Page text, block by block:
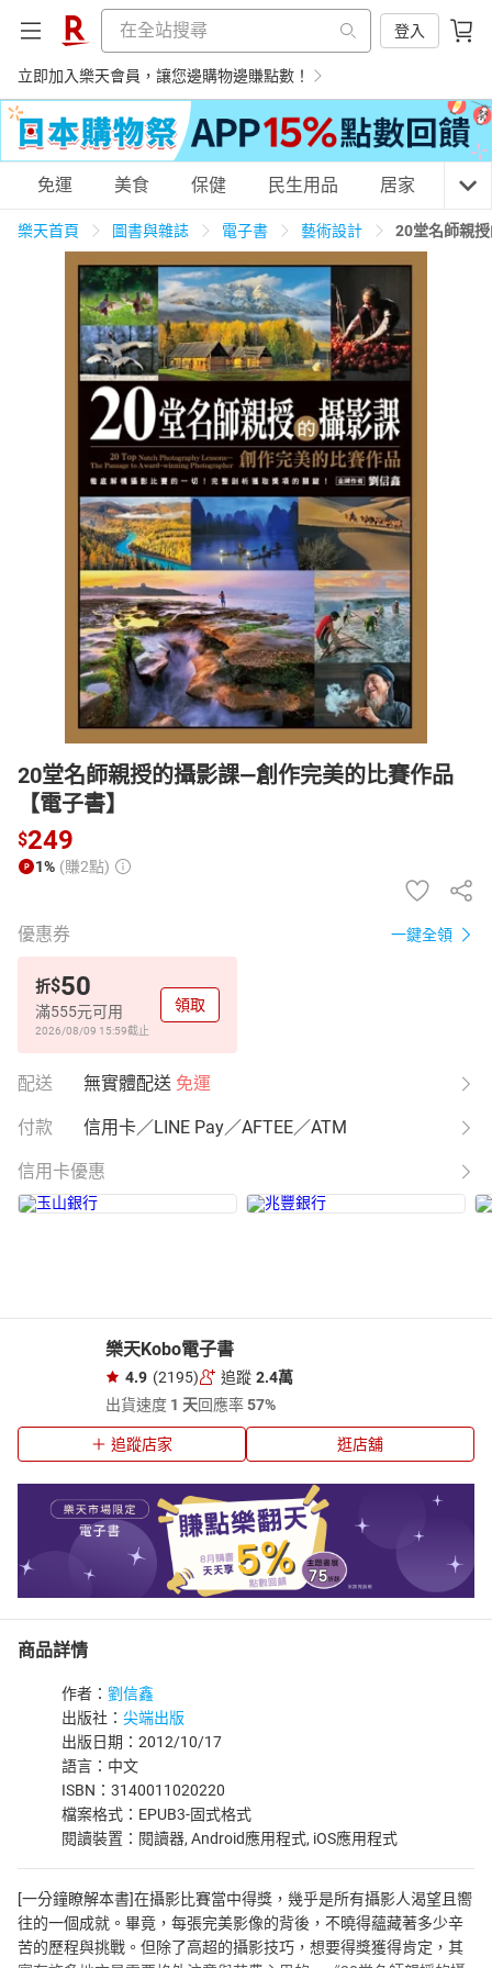
登入
立即加入樂天會員，讓您邊購物邊賺點數！
購物網分類
天天免運 美食蛋糕 養生保健
居家生活 3C家電 運動休閒 親子玩具
男裝 化妝保養 情趣用品
日本購物 電子/紙本書
HOT
免運 美食 保健 民生用品 居家 3C
樂天首頁 圖書與雜誌 電子書 藝術設計 20堂名師親
20堂名師親授的攝影課—創作完美的比賽作品
【電子書】
$249
1% (賺2點)
優惠券 一鍵全領
折$50
滿555元可用
2026/08/09 15:59截止
領取
配送 無實體配送 免運
付款 信用卡／LINE Pay／AFTEE／ATM
信用卡優惠
樂天Kobo電子書
4.9 (2195) 追蹤 2.4萬
出貨速度 1 天回應率57%
追蹤店家 逛店舖
商品詳情
作者： 劉信鑫
出版社： 尖端出版
出版日期：2012/10/17
語言：中文
ISBN：3140011020220
檔案格式：EPUB3-固式格式
閱讀裝置：閱讀器, Android應用程式, iOS應用程式
[一分鐘瞭解本書]在攝影比賽當中得獎，幾乎是所有攝影人渴望且嚮
往的一個成就。畢竟，每張完美影像的背後，不曉得蘊藏著多少辛
苦的歷程與挑戰。但除了高超的攝影技巧，想要得獎獲得肯定，其